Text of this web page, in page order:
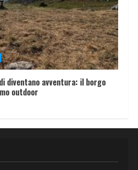
diventano avventura: il borgo
outdoor